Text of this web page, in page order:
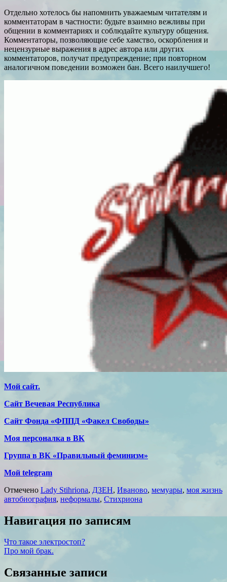
Отдельно хотелось бы напомнить уважаемым читателям и
комментаторам в частности: будьте взаимно вежливы при
общении в комментариях и соблюдайте культуру общения.
Комментаторы, позволяющие себе хамство, оскорбления и
нецензурные выражения в адрес автора или других
комментаторов, получат предупреждение; при повторном
аналогичном поведении возможен бан. Всего наилучшего!
Мой сайт.
Сайт Вечевая Республика
Сайт Фонда «ФППД «Факел Свободы»
Моя персоналка в ВК
Группа в ВК «Правильный феминизм»
Мой telegram
Отмечено Lady Stihriona, ДЗЕН, Иваново, мемуары, моя жизнь
автобиография, неформалы, Стихриона
Навигация по записям
Что такое электростоп?
Про мой брак.
Связанные записи